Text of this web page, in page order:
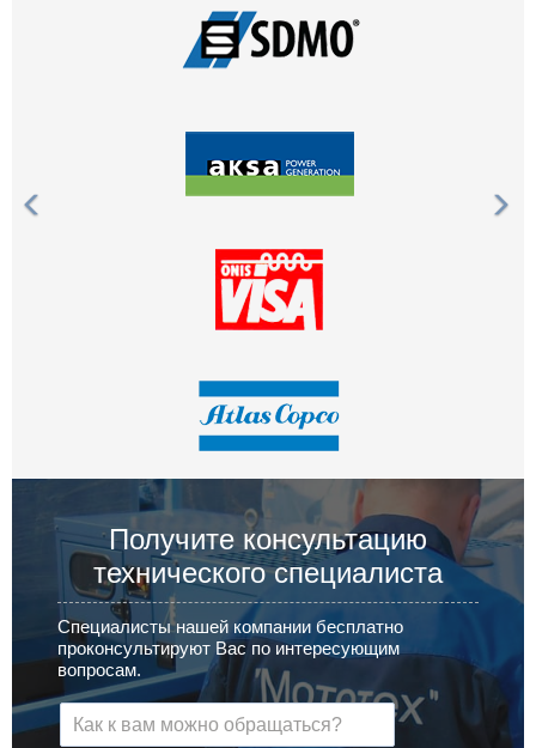
Получите консультацию
технического специалиста
Специалисты нашей компании бесплатно
проконсультируют Вас по интересующим
вопросам.